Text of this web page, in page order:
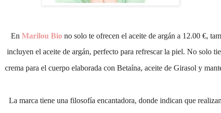
   En
Marilou Bio no solo te ofrecen el aceite de argán a 12.00 €,
incluyen el aceite de argán, perfecto para refrescar la piel. No solo
crema para el cuerpo elaborada con Betaína, aceite de Girasol y
La marca tiene una filosofía encantadora, donde indican que